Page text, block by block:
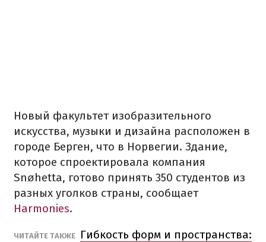
Новый факультет изобразительного
искусства, музыки и дизайна расположен в
городе Берген, что в Норвегии. Здание,
которое спроектировала компания
Snøhetta, готово принять 350 студентов из
разных уголков страны, сообщает
Harmonies.
ЧИТАЙТЕ ТАКЖЕ
Гибкость форм и пространства: